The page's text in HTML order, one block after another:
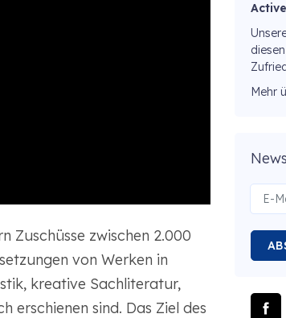
Zuschüsse zwischen 2.000
von Werken in
kreative Sachliteratur,
erschienen sind. Das Ziel des
Mehr